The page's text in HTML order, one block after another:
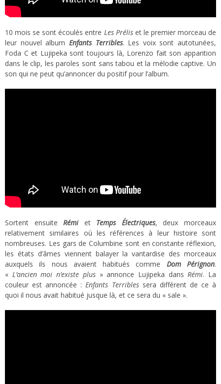
10 mois se sont écoulés entre Les Préliset le premier morceau de
leur nouvel album Enfants Terribles. Les voix sont autotunées,
Foda C et Lujipeka sont toujours là, Lorenzo fait son apparition
dans le clip, les paroles sont sans tabou et la mélodie captive. Un
son qui ne peut qu’annoncer du positif pour l’album.
Sortent ensuiteRémiet Temps Électriques, deux morceaux
relativement similaires où les références à leur histoire sont
nombreuses. Les gars de Columbine sont en constante réflexion,
les états d’âmes viennent balayer la vantardise des morceaux
auxquels ils nous avaient habitués comme Dom Pérignon.
« L’ancien moi n’existe plus» annonce Lujipeka dans Rémi. La
couleur est annoncée : Enfants Terriblessera différent de ce à
quoi il nous avait habitué jusque là, et ce sera du « sale ».